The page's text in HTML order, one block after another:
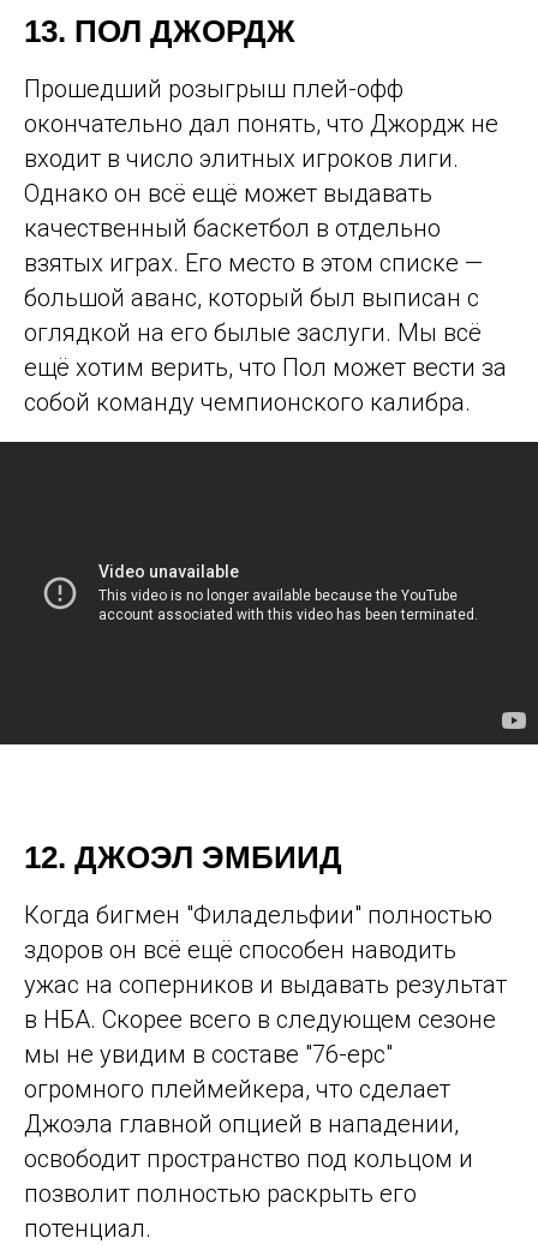
13. ПОЛ ДЖОРДЖ
Прошедший розыгрыш плей-офф
окончательно дал понять, что Джордж не
входит в число элитных игроков лиги.
Однако он всё ещё может выдавать
качественный баскетбол в отдельно
взятых играх. Его место в этом списке —
большой аванс, который был выписан с
оглядкой на его былые заслуги. Мы всё
ещё хотим верить, что Пол может вести за
собой команду чемпионского калибра.
12. ДЖОЭЛ ЭМБИИД
Когда бигмен "Филадельфии" полностью
здоров он всё ещё способен наводить
ужас на соперников и выдавать результат
в НБА. Скорее всего в следующем сезоне
мы не увидим в составе "76-ерс"
огромного плеймейкера, что сделает
Джоэла главной опцией в нападении,
освободит пространство под кольцом и
позволит полностью раскрыть его
потенциал.